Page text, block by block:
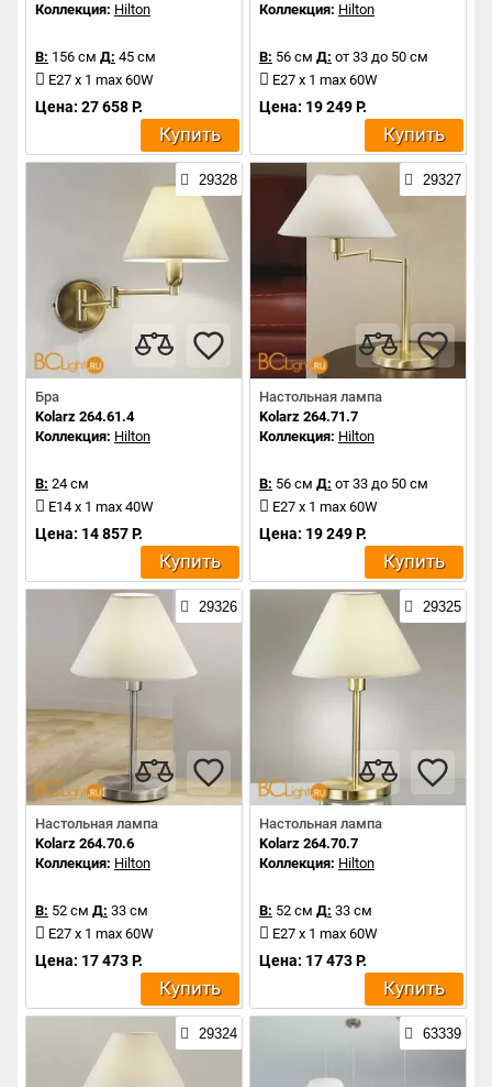
Коллекция: Hilton
В: 156 см Д: 45 см
E27 x 1 max 60W
Цена: 27 658 Р.
Купить
Коллекция: Hilton
В: 56 см Д: от 33 до 50 см
E27 x 1 max 60W
Цена: 19 249 Р.
Купить
29328
Бра
Kolarz 264.61.4
Коллекция: Hilton
В: 24 см
E14 x 1 max 40W
Цена: 14 857 Р.
Купить
29327
Настольная лампа
Kolarz 264.71.7
Коллекция: Hilton
В: 56 см Д: от 33 до 50 см
E27 x 1 max 60W
Цена: 19 249 Р.
Купить
29326
Настольная лампа
Kolarz 264.70.6
Коллекция: Hilton
В: 52 см Д: 33 см
E27 x 1 max 60W
Цена: 17 473 Р.
Купить
29325
Настольная лампа
Kolarz 264.70.7
Коллекция: Hilton
В: 52 см Д: 33 см
E27 x 1 max 60W
Цена: 17 473 Р.
Купить
29324 63339